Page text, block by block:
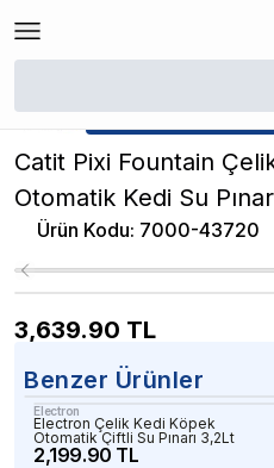
/ Catit Pixi
★ Atakan Petshop,
Catit Pixi Fountain
Otomatik Kedi Su
Ürün Kodu: 7000-43720
3,639.90 TL
Benzer Ürünler
Electron
Electron Çelik Kedi Köpek
Otomatik Çiftli Su Pınarı 3,2Lt
2,199.90 TL